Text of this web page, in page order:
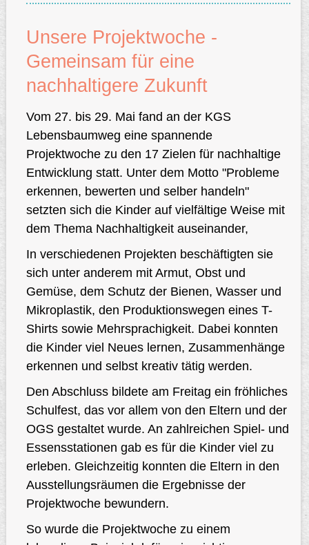
Unsere Projektwoche -
Gemeinsam für eine
nachhaltigere Zukunft
Vom 27. bis 29. Mai fand an der KGS
Lebensbaumweg eine spannende
Projektwoche zu den 17 Zielen für nachhaltige
Entwicklung statt. Unter dem Motto "Probleme
erkennen, bewerten und selber handeln"
setzten sich die Kinder auf vielfältige Weise mit
dem Thema Nachhaltigkeit auseinander,
In verschiedenen Projekten beschäftigten sie
sich unter anderem mit Armut, Obst und
Gemüse, dem Schutz der Bienen, Wasser und
Mikroplastik, den Produktionswegen eines T-
Shirts sowie Mehrsprachigkeit. Dabei konnten
die Kinder viel Neues lernen, Zusammenhänge
erkennen und selbst kreativ tätig werden.
Den Abschluss bildete am Freitag ein fröhliches
Schulfest, das vor allem von den Eltern und der
OGS gestaltet wurde. An zahlreichen Spiel- und
Essensstationen gab es für die Kinder viel zu
erleben. Gleichzeitig konnten die Eltern in den
Ausstellungsräumen die Ergebnisse der
Projektwoche bewundern.
So wurde die Projektwoche zu einem